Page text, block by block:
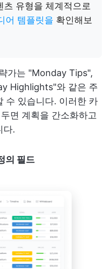
츠 유형을 체계적으로
어 템플릿을 확인해보
가는 "Monday Tips",
Highlights"와 같은 주
수 있습니다. 이러한 카
면 계획을 간소화하고
다.
의 필드